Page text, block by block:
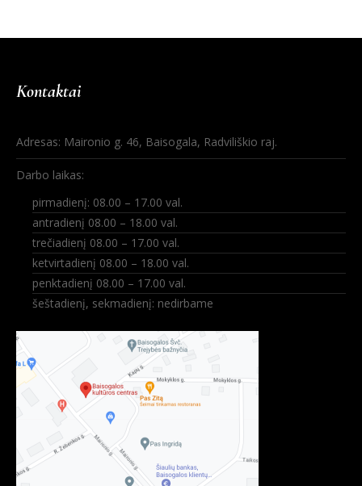
Kontaktai
Adresas: Maironio g. 46, Baisogala, Radviliškio raj.
Darbo laikas:
pirmadienį: 08.00 – 17.00 val.
antradienį 08.00 – 18.00 val.
trečiadienį 08.00 – 17.00 val.
ketvirtadienį 08.00 – 18.00 val.
penktadienį 08.00 – 17.00 val.
šeštadienį, sekmadienį: nedirbame